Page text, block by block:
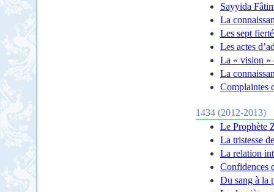
Sayyida
La
Les sept
Les actes
La « vision »
La
Complaintes
1434 (2012-2013)
Le Prophète
La tristesse
La relation
Confidences
Du sang à la